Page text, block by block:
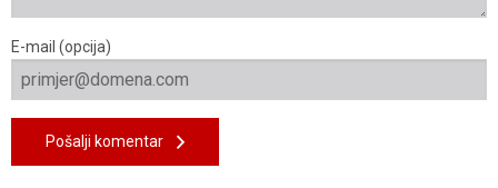
E-mail (opcija)
Pošalji komentar